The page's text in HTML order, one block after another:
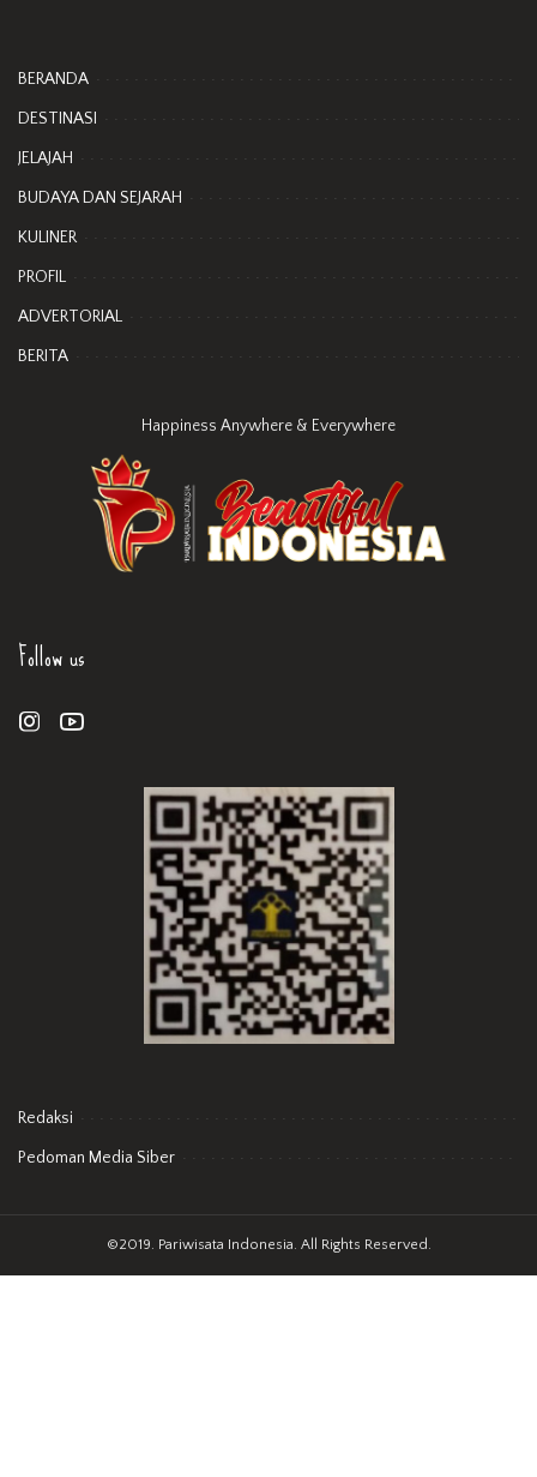
BERANDA
DESTINASI
JELAJAH
BUDAYA DAN SEJARAH
KULINER
PROFIL
ADVERTORIAL
BERITA
Happiness Anywhere & Everywhere
Follow us
Redaksi
Pedoman Media Siber
©2019. Pariwisata Indonesia. All Rights Reserved.